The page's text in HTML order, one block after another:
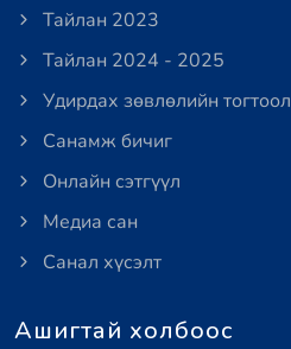
Тайлан 2023
Тайлан 2024 - 2025
Удирдах зөвлөлийн тогтоол
Санамж бичиг
Онлайн сэтгүүл
Медиа сан
Санал хүсэлт
Ашигтай холбоос